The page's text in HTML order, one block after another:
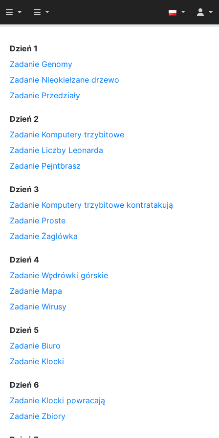
Przełącz widoczność menu
Przełącz widoczność menu
Dzień 1
Zadanie Genomy
Zadanie Nieokiełzane drzewo
Zadanie Przedziały
Dzień 2
Zadanie Komputery trzybitowe
Zadanie Liczby Leonarda
Zadanie Pejntbrasz
Dzień 3
Zadanie Komputery trzybitowe kontratakują
Zadanie Proste
Zadanie Żaglówka
Dzień 4
Zadanie Wędrówki górskie
Zadanie Mapa
Zadanie Wirusy
Dzień 5
Zadanie Biuro
Zadanie Klocki
Dzień 6
Zadanie Klocki powracają
Zadanie Zbiory